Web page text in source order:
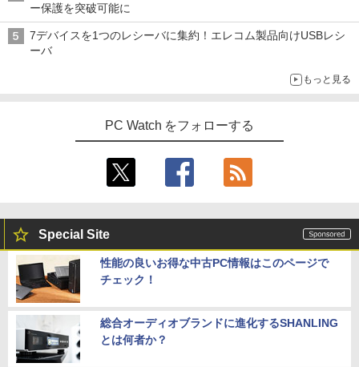
ー保護を突破可能に
7デバイスを1つのレシーバに集約！エレコム製品向けUSBレシ
ーバ
もっと見る
PC Watch をフォローする
Special Site
性能の良いお得な中古PC情報はこのページで
チェック！
総合オーディオブランドに進化するSHANLING
とは何者か？